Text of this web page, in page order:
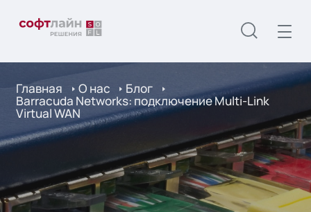
Главная О нас Блог
Barracuda Networks: подключение Multi-Link
Virtual WAN